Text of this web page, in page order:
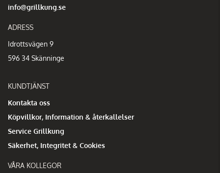
info@grillkung.se
ADRESS
Idrottsvägen 9
596 34 Skänninge
KUNDTJÄNST
Kontakta oss
Köpvillkor, Information & återkallelser
Service Grillkung
Säkerhet, Integritet & Cookies
VÅRA KOLLEGOR